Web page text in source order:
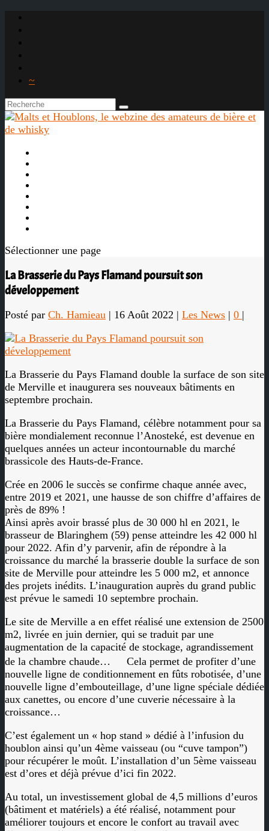
~
Sélectionner une page
La Brasserie du Pays Flamand poursuit son
développement
Posté par Ch. Hamieau | 16 Août 2022 | Les News | 0 |
La Brasserie du Pays Flamand double la surface de son site
de Merville et inaugurera ses nouveaux bâtiments en
septembre prochain.
La Brasserie du Pays Flamand, célèbre notamment pour sa
bière mondialement reconnue l’Anosteké, est devenue en
quelques années un acteur incontournable du marché
brassicole des Hauts-de-France.
Crée en 2006 le succès se confirme chaque année avec,
entre 2019 et 2021, une hausse de son chiffre d’affaires de
près de 89% !
Ainsi après avoir brassé plus de 30 000 hl en 2021, le
brasseur de Blaringhem (59) pense atteindre les 42 000 hl
pour 2022. Afin d’y parvenir, afin de répondre à la
croissance du marché la brasserie double la surface de son
site de Merville pour atteindre les 5 000 m2, et annonce
des projets inédits. L’inauguration auprès du grand public
est prévue le samedi 10 septembre prochain.
Le site de Merville a en effet réalisé une extension de 2500
m2, livrée en juin dernier, qui se traduit par une
augmentation de la capacité de stockage, agrandissement
de la chambre chaude… Cela permet de profiter d’une
nouvelle ligne de conditionnement en fûts robotisée, d’une
nouvelle ligne d’embouteillage, d’une ligne spéciale dédiée
aux canettes, ou encore d’une cuverie nécessaire à la
croissance…
C’est également un « hop stand » dédié à l’infusion du
houblon ainsi qu’un 4ème vaisseau (ou “cuve tampon”)
pour récupérer le moût. L’installation d’un 5ème vaisseau
est d’ores et déjà prévue d’ici fin 2022.
Au total, un investissement global de 4,5 millions d’euros
(bâtiment et matériels) a été réalisé, notamment pour
améliorer toujours et encore le confort au travail avec